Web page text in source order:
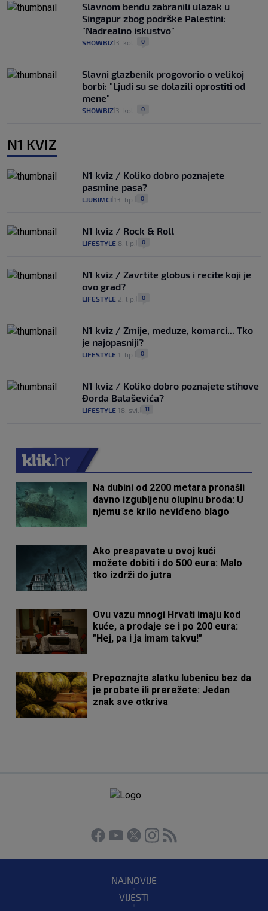
Slavnom bendu zabranili ulazak u
Singapur zbog podrške Palestini:
"Nadrealno iskustvo"
SHOWBIZ 3. kol. 0
Slavni glazbenik progovorio o velikoj
borbi: "Ljudi su se dolazili oprostiti od
mene"
SHOWBIZ 3. kol. 0
N1 KVIZ
N1 kviz / Koliko dobro poznajete
pasmine pasa?
LJUBIMCI 13. lip. 0
N1 kviz / Rock & Roll
LIFESTYLE 8. lip. 0
N1 kviz / Zavrtite globus i recite koji je
ovo grad?
LIFESTYLE 2. lip. 0
N1 kviz / Zmije, meduze, komarci... Tko
je najopasniji?
LIFESTYLE 1. lip. 0
N1 kviz / Koliko dobro poznajete stihove
Đorđa Balaševića?
LIFESTYLE 18. svi. 11
Na dubini od 2200 metara pronašli
davno izgubljenu olupinu broda: U
njemu se krilo neviđeno blago
Ako prespavate u ovoj kući
možete dobiti i do 500 eura: Malo
tko izdrži do jutra
Ovu vazu mnogi Hrvati imaju kod
kuće, a prodaje se i po 200 eura:
"Hej, pa i ja imam takvu!"
Prepoznajte slatku lubenicu bez da
je probate ili prerežete: Jedan
znak sve otkriva
NAJNOVIJE
VIJESTI